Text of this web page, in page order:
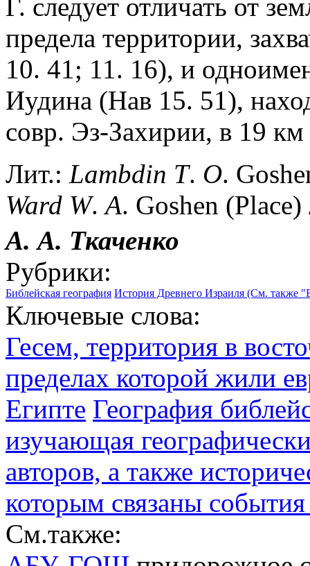
Г. следует отличать от
предела территории,
10. 41; 11. 16), и
Иудина (Нав 15. 51),
совр. Эз-Захирии, в 19
Лит.: Lambdin T. O.
Ward W.A. Goshen
А. А. Ткаченко
Рубрики:
Библейская география История Древнего Израиля (См. также
Ключевые слова:
Гесем, территория в
пределах которой жили
Египте География
изучающая
авторов, а также
которым связаны
См.также: